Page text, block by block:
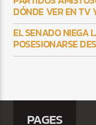
DÓNDE VER EN TV
EL SENADO NIEGA
POSESIONARSE
PAGES